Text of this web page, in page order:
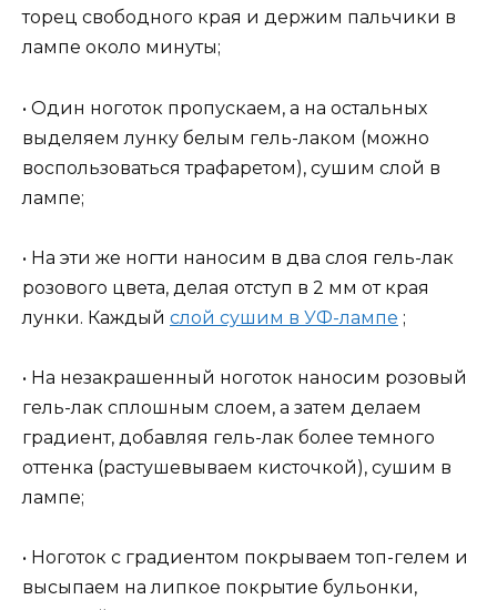
торец свободного края и держим пальчики в
лампе около минуты;
• Один ноготок пропускаем, а на остальных
выделяем лунку белым гель-лаком (можно
воспользоваться трафаретом), сушим слой в
лампе;
• На эти же ногти наносим в два слоя гель-лак
розового цвета, делая отступ в 2 мм от края
лунки. Каждый слой сушим в УФ-лампе ;
• На незакрашенный ноготок наносим розовый
гель-лак сплошным слоем, а затем делаем
градиент, добавляя гель-лак более темного
оттенка (растушевываем кисточкой), сушим в
лампе;
• Ноготок с градиентом покрываем топ-гелем и
высыпаем на липкое покрытие бульонки,